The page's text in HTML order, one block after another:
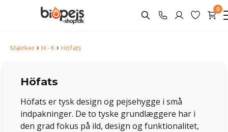
0
Mærker › H - K› Höfats
Höfats
Höfats er tysk design og pejsehygge i små
indpakninger. De to tyske grundlæggere har i
den grad fokus på ild, design og funktionalitet,